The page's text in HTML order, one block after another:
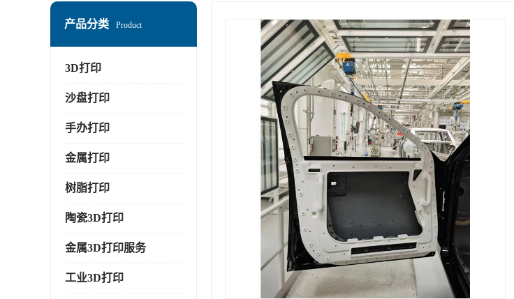
产品分类 Product
3D打印
沙盘打印
手办打印
金属打印
树脂打印
陶瓷3D打印
金属3D打印服务
工业3D打印